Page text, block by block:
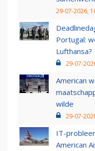
29-07-2026,
Portugal:
Lufthansa?
29-07-
American
wilde
29-07-
IT-
American